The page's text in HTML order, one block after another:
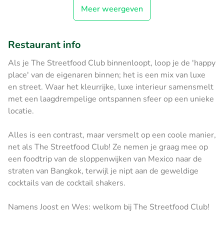
Meer weergeven
Restaurant info
Als je The Streetfood Club binnenloopt, loop je de 'happy
place' van de eigenaren binnen; het is een mix van luxe
en street. Waar het kleurrijke, luxe interieur samensmelt
met een laagdrempelige ontspannen sfeer op een unieke
locatie.
Alles is een contrast, maar versmelt op een coole manier,
net als The Streetfood Club! Ze nemen je graag mee op
een foodtrip van de sloppenwijken van Mexico naar de
straten van Bangkok, terwijl je nipt aan de geweldige
cocktails van de cocktail shakers.
Namens Joost en Wes: welkom bij The Streetfood Club!